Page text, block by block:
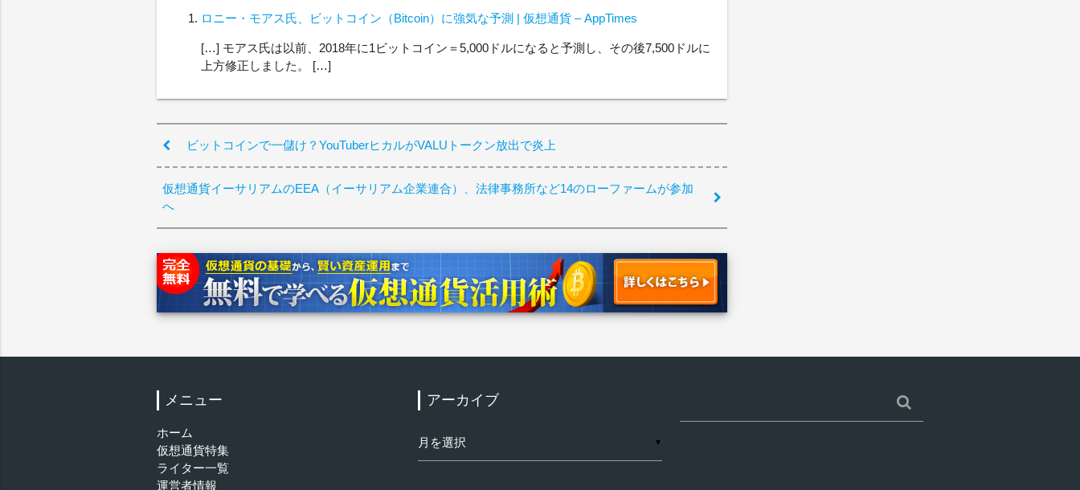
ロニー・モアス氏、ビットコイン（Bitcoin）に強気な予測 | 仮想通貨 – AppTimes
[…] モアス氏は以前、2018年に1ビットコイン＝5,000ドルになると予測し、その後7,500ドルに
上方修正しました。 […]
ビットコインで一儲け？YouTuberヒカルがVALUトークン放出で炎上
仮想通貨イーサリアムのEEA（イーサリアム企業連合）、法律事務所など14のローファームが参加
へ
メニュー
ホーム
仮想通貨特集
ライター一覧
運営者情報
アーカイブ
ー
カ
▼
索: